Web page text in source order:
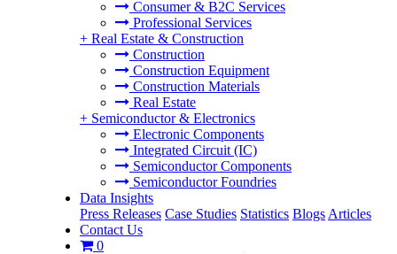
Consumer & B2C Services
Professional Services
+ Real Estate & Construction
Construction
Construction Equipment
Construction Materials
Real Estate
+ Semiconductor & Electronics
Electronic Components
Integrated Circuit (IC)
Semiconductor Components
Semiconductor Foundries
Data Insights
Press Releases Case Studies Statistics Blogs Articles
Contact Us
0